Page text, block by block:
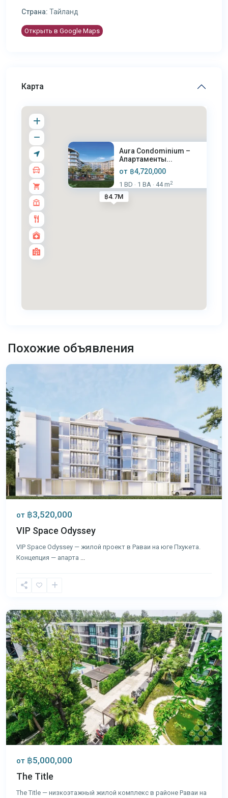
Страна: Тайланд
Открыть в Google Maps
Карта
฿4.7M
Aura Condominium –
Апартаменты...
от ฿4,720,000
1 BD · 1 BA · 44 m2
Похожие объявления
Пхукет
от ฿3,520,000
VIP Space Odyssey
VIP Space Odyssey — жилой проект в Раваи на юге Пхукета.
Концепция — апарта
Раваи
от ฿5,000,000
The Title
The Title — низкоэтажный жилой комплекс в районе Раваи на